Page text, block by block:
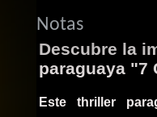
Notas
Descubre la
paraguaya "7
Este thriller